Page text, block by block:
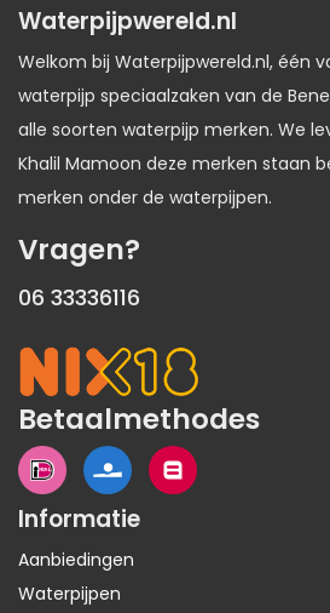
Waterpijpwereld.nl
Welkom bij Waterpijpwereld.nl, één
waterpijp speciaalzaken van de
alle soorten waterpijp merken. We
Khalil Mamoon deze merken staan
merken onder de waterpijpen.
Vragen?
06 33336116
Betaalmethodes
Informatie
Aanbiedingen
Waterpijpen